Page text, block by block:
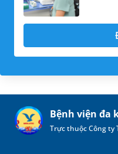
Bệnh viện đa
Trực thuộc Công ty